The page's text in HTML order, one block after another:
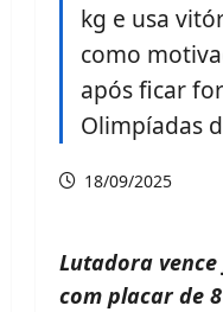
kg e usa
como
após ficar
Olimpíadas
18/09/2025
Lutadora
com placar de